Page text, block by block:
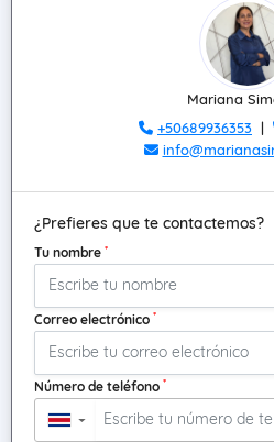
Mariana
+50689936353 |
¿Prefieres que te contactemos?
Tu nombre *
Correo electrónico *
Número de teléfono *
▼